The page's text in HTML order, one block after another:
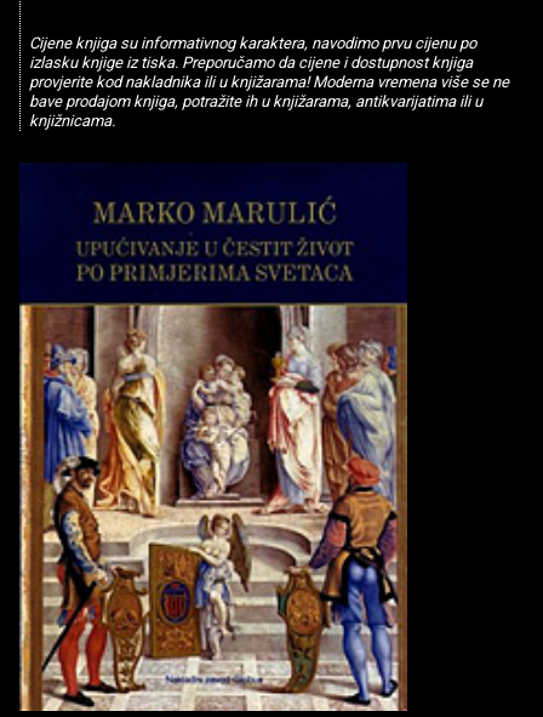
Cijene knjiga su informativnog karaktera, navodimo prvu cijenu po
izlasku knjige iz tiska. Preporučamo da cijene i dostupnost knjiga
provjerite kod nakladnika ili u knjižarama! Moderna vremena više se ne
bave prodajom knjiga, potražite ih u knjižarama, antikvarijatima ili u
knjižnicama.